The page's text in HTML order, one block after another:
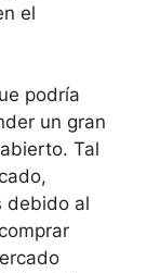
el
podría
un gran
Tal
debido al